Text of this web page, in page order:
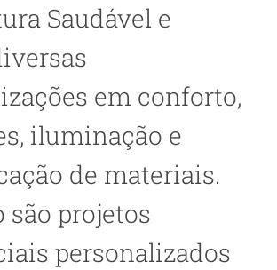
Saudável e
em conforto,
iluminação e
de materiais.
são projetos
personalizados